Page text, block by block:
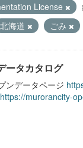
License
北海道 ごみ
ータカタログ
ンデータページ
https://murorancity-